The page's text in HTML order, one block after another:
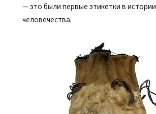
— это были первые этикетки в истории
человечества.